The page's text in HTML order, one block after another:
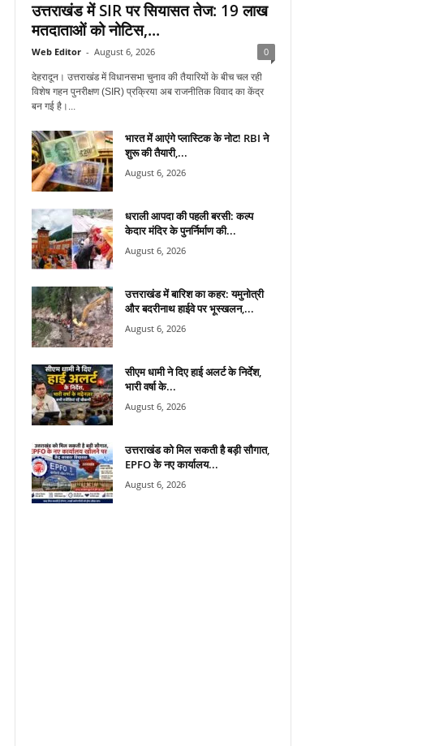
उत्तराखंड में SIR पर सियासत तेज: 19 लाख
मतदाताओं को नोटिस,...
Web Editor - August 6, 2026 0
देहरादून। उत्तराखंड में विधानसभा चुनाव की तैयारियों के बीच चल रही
विशेष गहन पुनरीक्षण (SIR) प्रक्रिया अब राजनीतिक विवाद का केंद्र
बन गई है।...
भारत में आएंगे प्लास्टिक के नोट! RBI ने
शुरू की तैयारी,...
August 6, 2026
धराली आपदा की पहली बरसी: कल्प
केदार मंदिर के पुनर्निर्माण की...
August 6, 2026
उत्तराखंड में बारिश का कहर: यमुनोत्री
और बदरीनाथ हाईवे पर भूस्खलन,...
August 6, 2026
सीएम धामी ने दिए हाई अलर्ट के निर्देश,
भारी वर्षा के...
August 6, 2026
उत्तराखंड को मिल सकती है बड़ी सौगात,
EPFO के नए कार्यालय...
August 6, 2026